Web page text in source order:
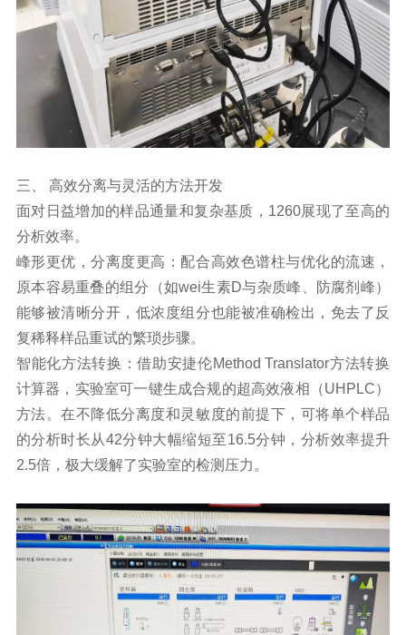
三、 高效分离与灵活的方法开发
面对日益增加的样品通量和复杂基质，1260展现了至高的
分析效率。
峰形更优，分离度更高：配合高效色谱柱与优化的流速，
原本容易重叠的组分（如wei生素D与杂质峰、防腐剂峰）
能够被清晰分开，低浓度组分也能被准确检出，免去了反
复稀释样品重试的繁琐步骤。
智能化方法转换：借助安捷伦Method Translator方法转换
计算器，实验室可一键生成合规的超高效液相（UHPLC）
方法。在不降低分离度和灵敏度的前提下，可将单个样品
的分析时长从42分钟大幅缩短至16.5分钟，分析效率提升
2.5倍，极大缓解了实验室的检测压力。